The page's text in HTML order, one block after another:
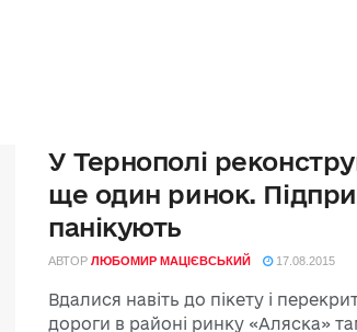
У Тернополі
ще один ринок.
панікують
АВТОР ЛЮБОМИР МАЦІЄВСЬКИЙ 17.08.2015
Вдалися навіть до пікету і
дороги в районі ринку «Аляска»